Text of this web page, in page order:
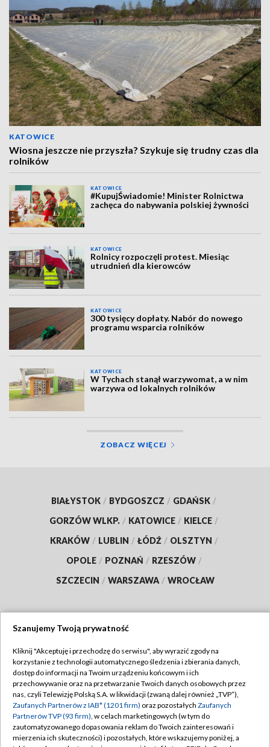
KATOWICE
Wiosna jeszcze nie przyszła? Szykuje się trudny czas dla
rolników
KATOWICE
#KupujŚwiadomie! Minister Rolnictwa
zachęca do nabywania polskiej żywności
KATOWICE
Rolnicy rozpoczęli protest. Miesiąc
utrudnień dla kierowców
KATOWICE
300 tysięcy dopłaty. Nabór do nowego
programu wsparcia rolników
KATOWICE
W Tychach stanął warzywomat, a w nim
warzywa od lokalnych rolników
ZOBACZ WIĘCEJ
BIAŁYSTOK / BYDGOSZCZ / GDAŃSK /
GORZÓW WLKP. / KATOWICE / KIELCE /
KRAKÓW / LUBLIN / ŁÓDŹ / OLSZTYN /
OPOLE / POZNAŃ / RZESZÓW /
SZCZECIN / WARSZAWA / WROCŁAW
TVP
Abonament TVP
Emisja w TVP
Centrum informacji TVP
Naziemna Telewizja Cyfrowa
Regulamin TVP
Polityka prywatności
Moje zgody
Szanujemy Twoją prywatność
Kliknij "Akceptuję i przechodzę do serwisu", aby wyrazić zgody na
korzystanie z technologii automatycznego śledzenia i zbierania danych,
dostęp do informacji na Twoim urządzeniu końcowym i ich
przechowywanie oraz na przetwarzanie Twoich danych osobowych przez
nas, czyli Telewizję Polską S.A. w likwidacji (zwaną dalej również „TVP”),
Zaufanych Partnerów z IAB* (1201 firm) oraz pozostałych Zaufanych
Partnerów TVP (93 firm), w celach marketingowych (w tym do
zautomatyzowanego dopasowania reklam do Twoich zainteresowań i
mierzenia ich skuteczności) i pozostałych, które wskazujemy poniżej, a